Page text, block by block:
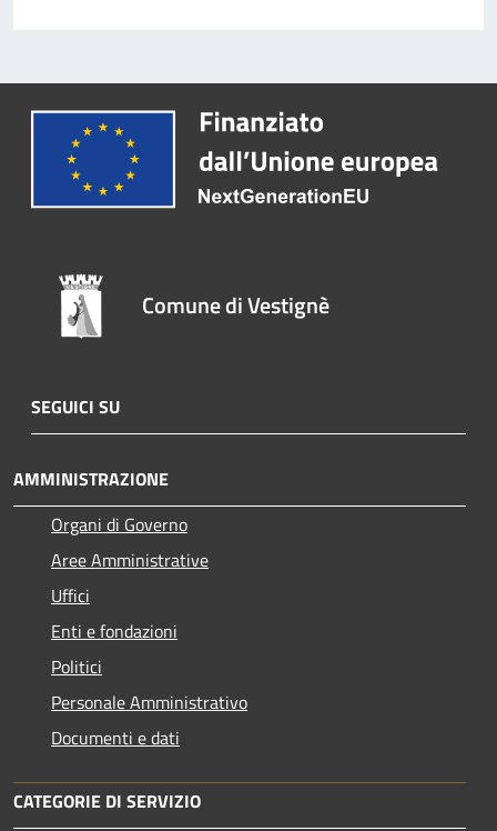
Comune di Vestignè
SEGUICI SU
AMMINISTRAZIONE
Organi di Governo
Aree Amministrative
Uffici
Enti e fondazioni
Politici
Personale Amministrativo
Documenti e dati
CATEGORIE DI SERVIZIO